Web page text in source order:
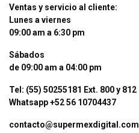
Ventas y servicio al cliente:
Lunes a viernes
09:00 am a 6:30 pm
Sábados
de 09:00 am a 04:00 pm
Tel: (55) 50255181 Ext. 800 y 812
Whatsapp +52 56 10704437
contacto@supermexdigital.com